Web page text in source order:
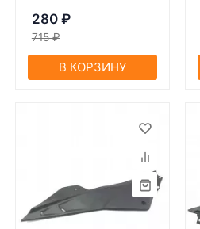
280 ₽
715 ₽
В КОРЗИНУ